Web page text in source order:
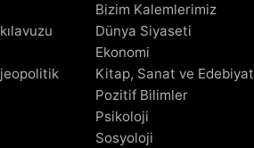
Bizim Kalemlerimiz
Dünya Siyaseti
Ekonomi
Kitap, Sanat ve Edebiyat
Pozitif Bilimler
Psikoloji
Sosyoloji